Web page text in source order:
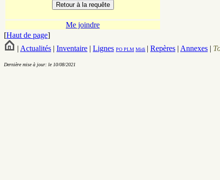
Me joindre
[Haut de page]
| Actualités | Inventaire | Lignes PO PLM Midi | Repères | Annexes |
Dernière mise à jour: le 10/08/2021